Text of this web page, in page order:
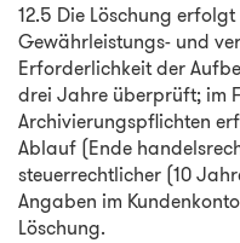
12.5 Die Löschung
Gewährleistungs- und
Erforderlichkeit der
drei Jahre überprüft; im
Archivierungspflichten
Ablauf (Ende
steuerrechtlicher (10
Angaben im
Löschung.